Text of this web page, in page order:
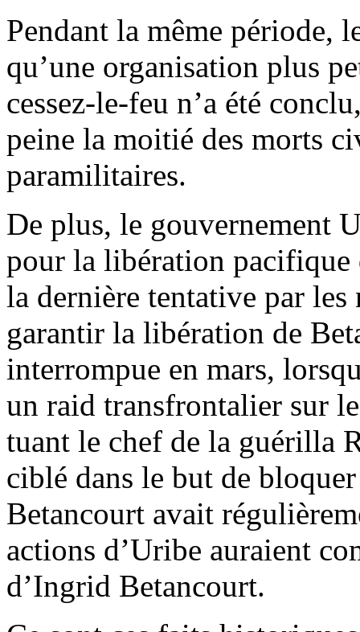
Pendant la même période,
qu’une organisation plus
cessez-le-feu n’a été
peine la moitié des morts
paramilitaires.
De plus, le gouvernement
pour la libération pacifique
la dernière tentative par
garantir la libération de
interrompue en mars,
un raid transfrontalier sur
tuant le chef de la guérilla
ciblé dans le but de
Betancourt avait
actions d’Uribe auraient
d’Ingrid Betancourt.